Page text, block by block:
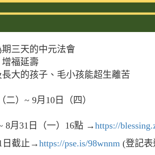
三天的中元法會
福延壽
大的孩子、毛小孩能超生離苦
）~ 9月10日（四）
8月31日（一）16點 →https://
日截止→https://pse.is/98wnnm (登記